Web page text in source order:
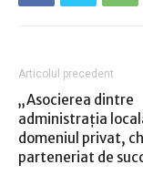
Articolul precedent
„Asocierea dintre
administraţia
domeniul privat,
parteneriat de